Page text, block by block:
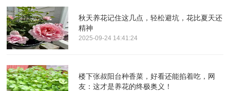
秋天养花记住这几点，轻松避坑，花比夏天还
精神
2025-09-24 14:41:24
楼下张叔阳台种香菜，好看还能掐着吃，网
友：这才是养花的终极奥义！